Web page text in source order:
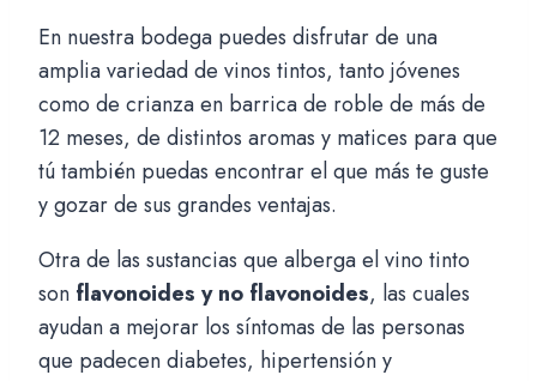
En nuestra bodega puedes disfrutar de una
amplia variedad de vinos tintos, tanto jóvenes
como de crianza en barrica de roble de más de
12 meses, de distintos aromas y matices para que
tú también puedas encontrar el que más te guste
y gozar de sus grandes ventajas.
Otra de las sustancias que alberga el vino tinto
son flavonoides y no flavonoides, las cuales
ayudan a mejorar los síntomas de las personas
que padecen diabetes, hipertensión y